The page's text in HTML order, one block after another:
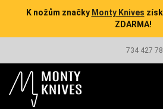
K nožům značky Monty Knives
ZDARMA!
734 427